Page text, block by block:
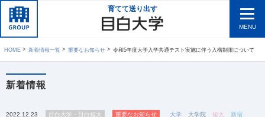
育てて送り出す
MENU
HOME 新着情報一覧 重要なお知らせ 令和5年度大学入学共通テスト実施に伴う入構制限について
新着情報
2022.12.23 目白大学・目白短大 重要なお知らせ 大学 大学院 短大 新宿